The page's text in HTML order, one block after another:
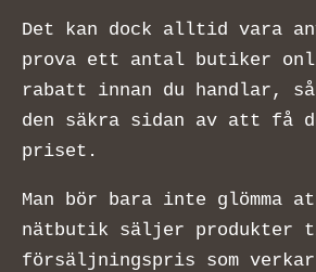
Det kan dock alltid vara
prova ett antal butiker
rabatt innan du handlar,
den säkra sidan av att få
priset.
Man bör bara inte glömma
nätbutik säljer
försäljningspris som